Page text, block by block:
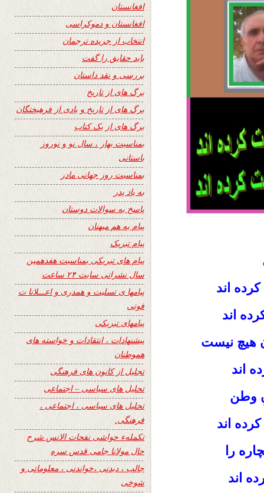
اند
اند
هیچ نیست
اند
وطن
اند
را
اند
افغانستان
افغانستان و دموکراسی
انتخاب از جریده ترجمان
باید حقایق را گفت
بررسی و نقد داستان
برگ های از تاریخ
برگ های از تاریخ و یادی از فرهیختگان
برگ های از یک کتاب
بمناسبت بهار ، سال نو و نوروز
باستانی
بمناسبت روز جهانی مادر
به یاد پدر
پاسخ به سوالات دوستان
پیام به هم میهنان
پیام تبریک
پیام های تبریکی بمناسبت هفدهمین
سال نشراتی سایت ۲۴ ساعت
پیامها ی تسلیت و همدری و اعـــلانا ت
فوتی
پیامهای تبریکی
پیشنهادات ، انتقادات و خواسته های
هموطنان
تجلیل از کانون های فرهنگی
تحلیل های سیاسی – اجتماعی
تحلیل های سیاسی ، اجتماعی ،
فرهنگی.
تکملهء حواشی نفحات الانس شرح
حال مولانا جامی قدس سره
جالب ، دیدنی ،خواندنی ، معلوماتی و
شوخی